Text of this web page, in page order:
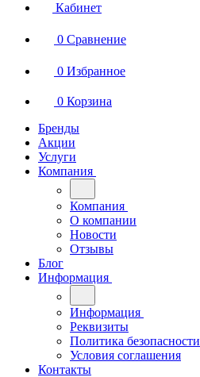
Кабинет
0 Сравнение
0 Избранное
0 Корзина
Бренды
Акции
Услуги
Компания
Компания
О компании
Новости
Отзывы
Блог
Информация
Информация
Реквизиты
Политика безопасности
Условия соглашения
Контакты